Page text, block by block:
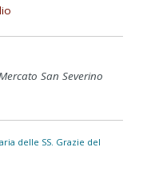
San Severino
delle SS. Grazie del